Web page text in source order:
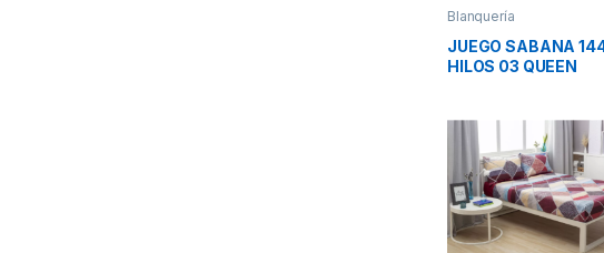
Blanquería
JUEGO SABANA
HILOS 03 QUEEN